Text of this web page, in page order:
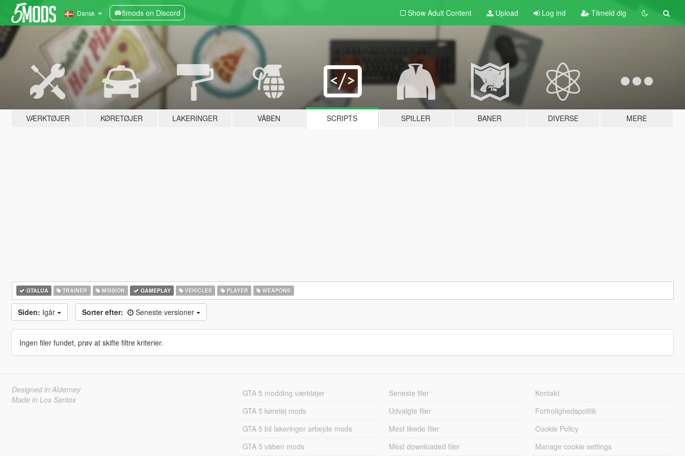
Dansk 5mods on Discord Show Adult Content Upload Log ind Tilmeld dig
VÆRKTØJER KØRETØJER LAKERINGER VÅBEN SCRIPTS SPILLER BANER DIVERSE MERE
GTALUA TRAINER MISSION GAMEPLAY VEHICLES PLAYER WEAPONS
Siden: Igår Sorter efter: Seneste versioner
Ingen filer fundet, prøv at skifte filtre kriterier.
Designed in Alderney
Made in Los Santos
GTA 5 modding værktøjer
GTA 5 køretøj mods
GTA 5 bil lakeringer arbejde mods
GTA 5 våben mods
Seneste filer
Udvalgte filer
Mest likede filer
Mest downloaded filer
Kontakt
Fortrolighedspolitik
Cookie Policy
Manage cookie settings